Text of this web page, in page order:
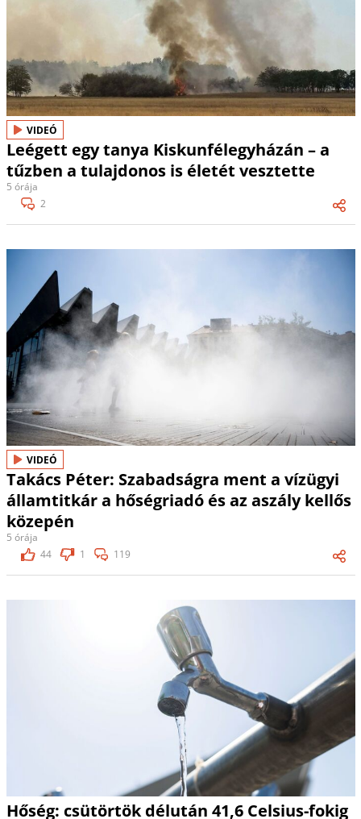
VIDEÓ
Leégett egy tanya Kiskunfélegyházán – a
tűzben a tulajdonos is életét vesztette
5 órája
2
VIDEÓ
Takács Péter: Szabadságra ment a vízügyi
államtitkár a hőségriadó és az aszály kellős
közepén
5 órája
44
1 119
Hőség: csütörtök délután 41,6 Celsius-fokig